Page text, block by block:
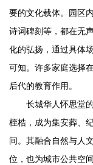
要的文化载体。园区
诗词碑刻等，都在无
化的弘扬，通过具体
可知。许多家庭选择
后代的教育作用。
长城华人怀思堂
桎梏，成为集安葬、
间。其融合自然与人
位，也为城市公共空